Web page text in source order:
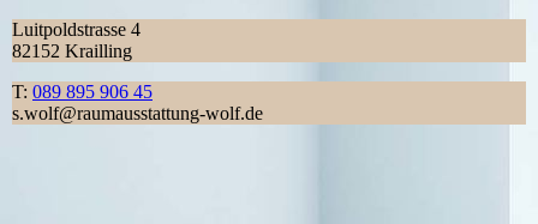
Luitpoldstrasse 4
82152 Krailling
T: 089 895 906 45
s.wolf@raumausstattung-wolf.de